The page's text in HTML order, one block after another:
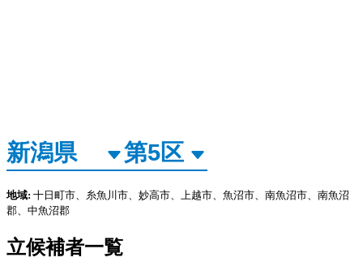
地域: 十日町市、糸魚川市、妙高市、上越市、魚沼市、南魚沼市、南魚沼
郡、中魚沼郡
立候補者一覧